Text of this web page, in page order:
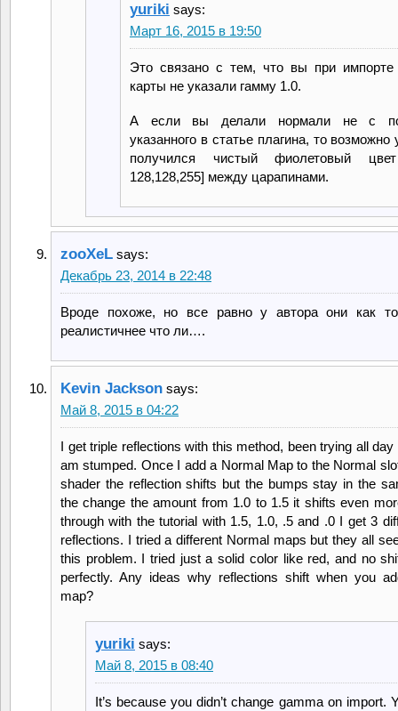
yuriki says:
Март 16, 2015 в 19:50
Это связано с тем, что вы при импорте
карты не указали гамму 1.0.
А если вы делали нормали не с
указанного в статье плагина, то возможно
получился чистый фиолетовый
128,128,255] между царапинами.
zooXeL says:
Декабрь 23, 2014 в 22:48
Вроде похоже, но все равно у автора они как
реалистичнее что ли….
Kevin Jackson says:
Май 8, 2015 в 04:22
I get triple reflections with this method, been trying all
am stumped. Once I add a Normal Map to the Normal
shader the reflection shifts but the bumps stay in the
the change the amount from 1.0 to 1.5 it shifts even
through with the tutorial with 1.5, 1.0, .5 and .0 I get 3
reflections. I tried a different Normal maps but they all
this problem. I tried just a solid color like red, and no
perfectly. Any ideas why reflections shift when you
map?
yuriki says:
Май 8, 2015 в 08:40
It’s because you didn’t change gamma on import.